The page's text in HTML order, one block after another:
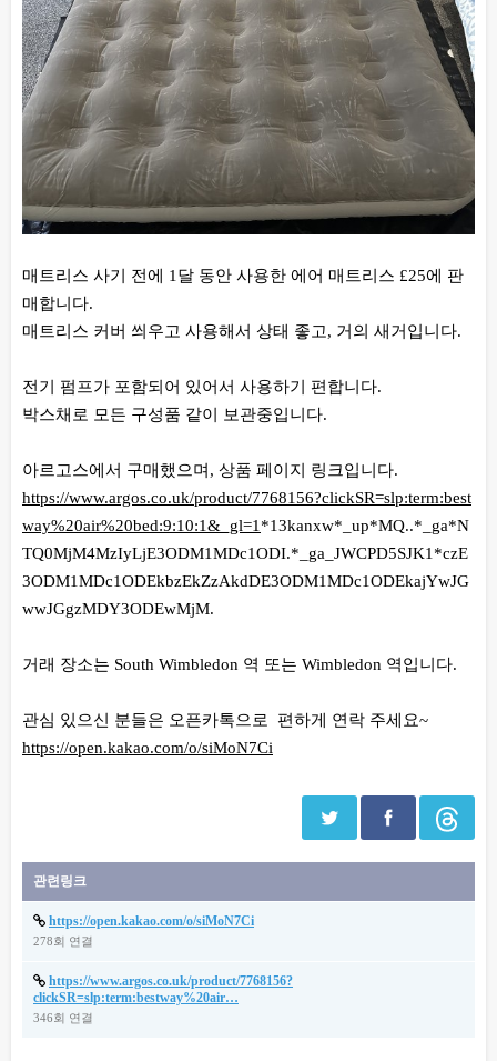
매트리스 사기 전에 1달 동안 사용한 에어 매트리스 £25에 판
매합니다.
매트리스 커버 씌우고 사용해서 상태 좋고, 거의 새거입니다.
전기 펌프가 포함되어 있어서 사용하기 편합니다.
박스채로 모든 구성품 같이 보관중입니다.
아르고스에서 구매했으며, 상품 페이지 링크입니다.
https://www.argos.co.uk/product/7768156?clickSR=slp:term:best
way%20air%20bed:9:10:1&_gl=1 *13kanxw*_up*MQ..*_ga*N
TQ0MjM4MzIyLjE3ODM1MDc1ODI.*_ga_JWCPD5SJK1*czE
3ODM1MDc1ODEkbzEkZzAkdDE3ODM1MDc1ODEkajYwJG
wwJGgzMDY3ODEwMjM.
거래 장소는 South Wimbledon 역 또는 Wimbledon 역입니다.
관심 있으신 분들은 오픈카톡으로 편하게 연락 주세요~
https://open.kakao.com/o/siMoN7Ci
관련링크
https://open.kakao.com/o/siMoN7Ci
278회 연결
https://www.argos.co.uk/product/7768156?
clickSR=slp:term:bestway%20air…
346회 연결